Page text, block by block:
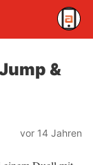
&
vor 14 Jahren